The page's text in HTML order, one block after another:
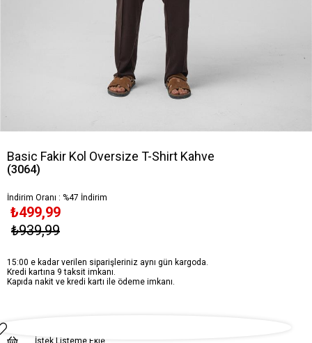
Basic Fakir Kol Oversize T-Shirt Kahve
(3064)
İndirim Oranı : %47 İndirim
₺939,99
₺499,99
15:00 e kadar verilen siparişleriniz aynı gün kargoda.
Kredi kartına 9 taksit imkanı.
Kapıda nakit ve kredi kartı ile ödeme imkanı.
İstek Listeme Ekle